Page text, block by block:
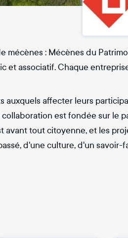
mécènes : Mécènes du
et associatif. Chaque
auxquels affecter leurs
est fondée sur le
avant tout citoyenne, et les
d'une culture, d'un savoir-